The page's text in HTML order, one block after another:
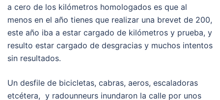
a cero de los kilómetros homologados es que al
menos en el año tienes que realizar una brevet de 200,
este año iba a estar cargado de kilómetros y prueba, y
resulto estar cargado de desgracias y muchos intentos
sin resultados.
Un desfile de bicicletas, cabras, aeros, escaladoras
etcétera, y radounneurs inundaron la calle por unos